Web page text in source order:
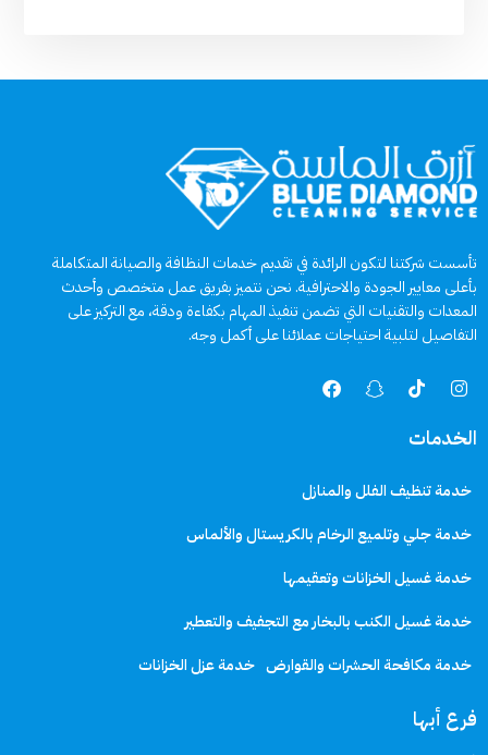
تأسست شركتنا لتكون الرائدة في تقديم خدمات النظافة والصيانة المتكاملة
بأعلى معايير الجودة والاحترافية. نحن نتميز بفريق عمل متخصص وأحدث
المعدات والتقنيات التي تضمن تنفيذ المهام بكفاءة ودقة، مع التركيز على
التفاصيل لتلبية احتياجات عملائنا على أكمل وجه.
الخدمات
خدمة تنظيف الفلل والمنازل
خدمة جلي وتلميع الرخام بالكريستال والألماس
خدمة غسيل الخزانات وتعقيمها
خدمة غسيل الكنب بالبخار مع التجفيف والتعطير
خدمة مكافحة الحشرات والقوارض خدمة عزل الخزانات
فرع أبها